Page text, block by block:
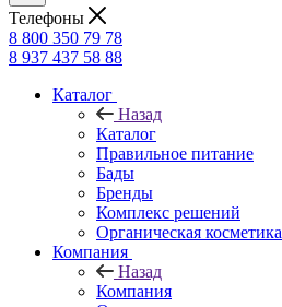
Телефоны
8 800 350 79 78
8 937 437 58 88
Каталог
Назад
Каталог
Правильное питание
Бады
Бренды
Комплекс решений
Органическая косметика
Компания
Назад
Компания